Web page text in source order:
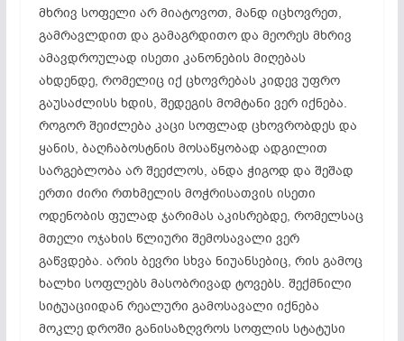
მხრივ სოფელი არ მიატოვოთ, მანდ იცხოვრეთ,
გამრავლდით და გამაგრდითო და მეორეს მხრივ
ამავდროულად ისეთი კანონების მიღებას
ახდენდე, რომელიც იქ ცხოვრებას კიდევ უფრო
გაუსაძლისს ხდის, შედეგის მომტანი ვერ იქნება.
როგორ შეიძლება კაცი სოფლად ცხოვრობდეს და
ყანის, ბაღჩაბოსტნის მოსაწყობად ადგილით
სარგებლობა არ შეეძლოს, ანდა ჭიგოდ და შეშად
ერთი ძირი რთხმელის მოჭრისათვის ისეთი
ოდენობის ფულად ჯარიმას აკისრებდე, რომელსაც
მთელი ოჯახის წლიური შემოსავალი ვერ
გაწვდება. არის ბევრი სხვა ნიუანსებიც, რის გამოც
ხალხი სოფლებს მასობრივად ტოვებს. შექმნილი
სიტუაციიდან რეალური გამოსავალი იქნება
მოკლე დროში განისაზღვროს სოფლის სტატუსი